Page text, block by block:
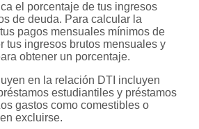
el porcentaje de tus ingresos
de deuda. Para calcular la
pagos mensuales mínimos de
tus ingresos brutos mensuales y
obtener un porcentaje.
en la relación DTI incluyen
estudiantiles y préstamos
gastos como comestibles o
excluirse.